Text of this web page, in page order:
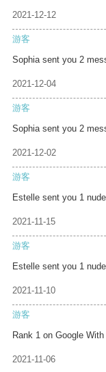
2021-12-12
游客
Sophia sent you 2
2021-12-04
游客
Sophia sent you 2
2021-12-02
游客
Estelle sent you 1 nude
2021-11-15
游客
Estelle sent you 1 nude
2021-11-10
游客
Rank 1 on Google With
2021-11-06